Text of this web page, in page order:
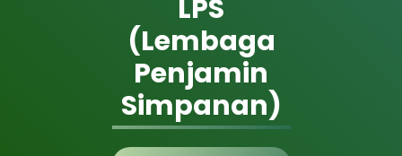
LPS
(Lembaga
Penjamin
Simpanan)